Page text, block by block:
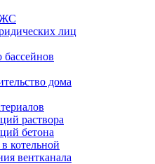
лиц
бассейнов
дома
раствора
бетона
котельной
вентканала